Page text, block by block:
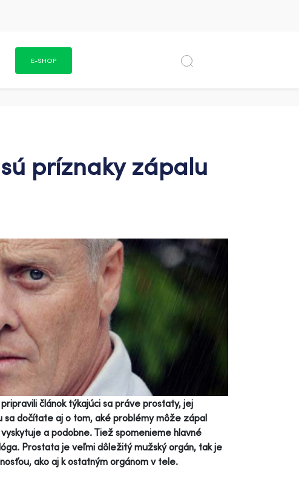
E-SHOP
príznaky zápalu
článok týkajúci sa práve prostaty, jej
dočítate aj o tom, aké problémy môže zápal
a podobne. Tiež spomenieme hlavné
Prostata je veľmi dôležitý mužský orgán, tak je
ako aj k ostatným orgánom v tele.